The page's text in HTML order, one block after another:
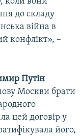
до складу
війна в
конфлікт», –
Путін
Москви брати
цей договір у
його,